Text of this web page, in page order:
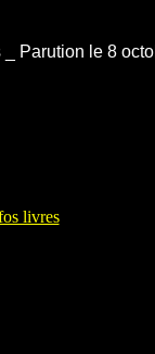
Parution le 8
livres